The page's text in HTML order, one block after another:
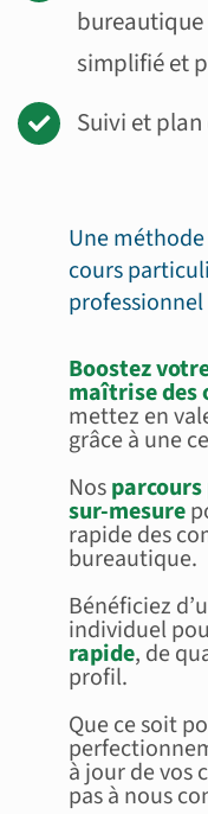
simplifié et
Suivi et
Une
cours
professionnel
Boostez
maîtrise des
mettez en
grâce à une
Nos
sur-mesure
rapide des
bureautique.
Bénéficiez
individuel
rapide, de
profil.
Que ce soit
à jour de vos
pas à nous